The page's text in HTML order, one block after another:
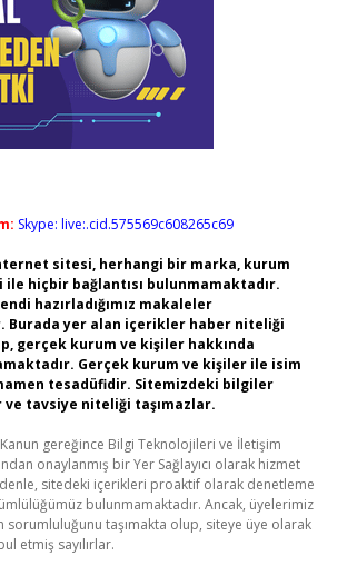
Skype: live:.cid.575569c608265c69
sitesi, herhangi bir marka, kurum
ile hiçbir bağlantısı bulunmamaktadır.
hazırladığımız makaleler
Burada yer alan içerikler haber niteliği
gerçek kurum ve kişiler hakkında
Gerçek kurum ve kişiler ile isim
tesadüfidir. Sitemizdeki bilgiler
tavsiye niteliği taşımazlar.
Kanun gereğince Bilgi Teknolojileri ve İletişim
onaylanmış bir Yer Sağlayıcı olarak hizmet
sitedeki içerikleri proaktif olarak denetleme
bulunmamaktadır. Ancak, üyelerimiz
sorumluluğunu taşımakta olup, siteye üye olarak
etmiş sayılırlar.